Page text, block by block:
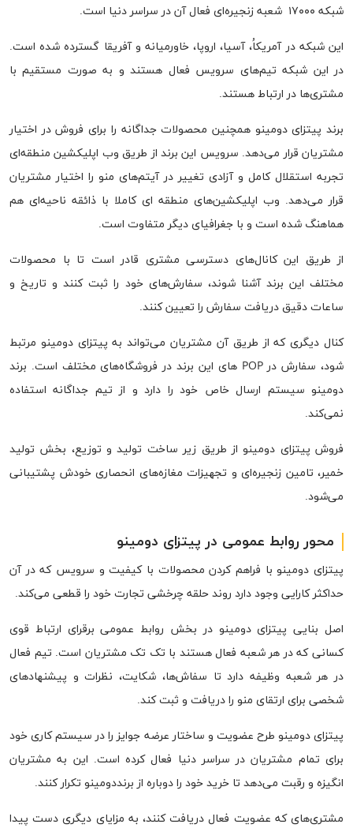
شبکه ۱۷۰۰۰ شعبه زنجیره‌ای فعال آن در سراسر دنیا است.
این شبکه در آمریکاُ، آسیا، اروپا، خاورمیانه و آفریقا گسترده شده است.
در این شبکه تیم‌های سرویس فعال هستند و به صورت مستقیم با
مشتری‌ها در ارتباط هستند.
برند پیتزای دومینو همچنین محصولات جداگانه را برای فروش در اختیار
مشتریان قرار می‌دهد. سرویس این برند از طریق وب اپلیکشین منطقه‌ای
تجربه استقلال کامل و آزادی تغییر در آیتم‌های منو را اختیار مشتریان
قرار می‌دهد. وب اپلیکشین‌های منطقه ای کاملا با ذائقه ناحیه‌ای هم
هماهنگ شده است و با جغرافیای دیگر متفاوت است.
از طریق این کانال‌های دسترسی مشتری قادر است تا با محصولات
مختلف این برند آشنا شوند، سفارش‌های خود را ثبت کنند و تاریخ و
ساعات دقیق دریافت سفارش را تعیین کنند.
کنال دیگری که از طریق آن مشتریان می‌تواند به پیتزای دومینو مرتبط
شود، سفارش در POP های این برند در فروشگاه‌های مختلف است. برند
دومینو سیستم ارسال خاص خود را دارد و از تیم جداگانه استفاده
نمی‌کند.
فروش پیتزای دومینو از طریق زیر ساخت تولید و توزیع، بخش تولید
خمیر، تامین زنجیره‌ای و تجهیزات مغازه‌های انحصاری خودش پشتیبانی
می‌شود.
محور روابط عمومی در پیتزای دومینو
پیتزای دومینو با فراهم کردن محصولات با کیفیت و سرویس که در آن
حداکثر کارایی وجود دارد روند حلقه چرخشی تجارت خود را قطعی می‌کند.
اصل بنایی پیتزای دومینو در بخش روابط عمومی برقرای ارتباط قوی
کسانی که در هر شعبه فعال هستند با تک تک مشتریان است. تیم فعال
در هر شعبه وظیفه دارد تا سفاش‌ها، شکایت، نظرات و پیشنهادهای
شخصی برای ارتقای منو را دریافت و ثبت کند.
پیتزای دومینو طرح عضویت و ساختار عرضه جوایز را در سیستم کاری خود
برای تمام مشتریان در سراسر دنیا فعال کرده است. این به مشتریان
انگیزه و رقبت می‌دهد تا خرید خود را دوباره از برنددومینو تکرار کنند.
مشتری‌های که عضویت فعال دریافت کنند، به مزایای دیگری دست پیدا